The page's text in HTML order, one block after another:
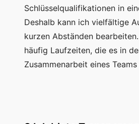
Schlüsselqualifikationen in
Deshalb kann ich vielfältige
kurzen Abständen
häufig Laufzeiten, die es in
Zusammenarbeit eines